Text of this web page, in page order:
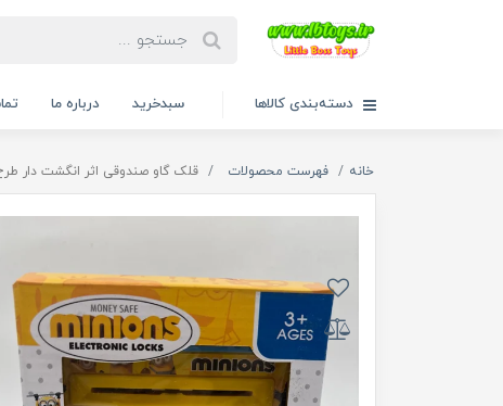
دسته‌بندی کالاها سبدخرید درباره ما
خانه فهرست محصولات قلک گاو صندوقی اثر انگشت دار طرح